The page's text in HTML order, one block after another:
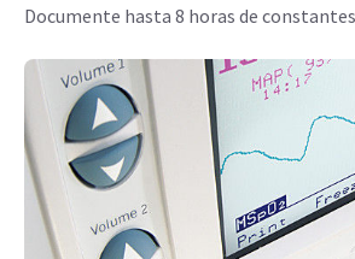
Documente hasta 8 horas de